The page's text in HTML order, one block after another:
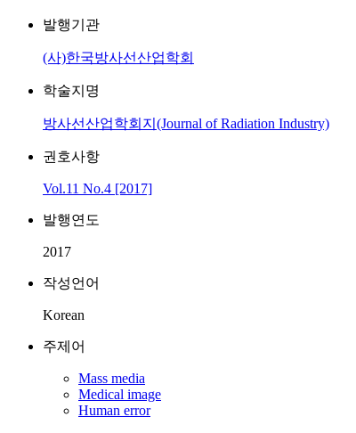
발행기관
(사)한국방사선산업학회
학술지명
방사선산업학회지(Journal of Radiation Industry)
권호사항
Vol.11 No.4 [2017]
발행연도
2017
작성언어
Korean
주제어
Mass media
Medical image
Human error